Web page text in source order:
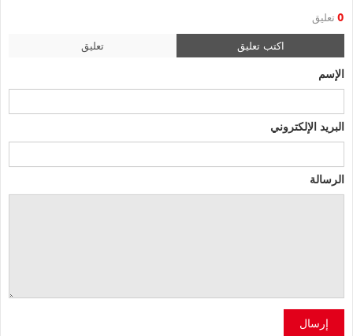
0 تعليق
اكتب تعليق تعليق
الإسم
البريد الإلكتروني
الرسالة
إرسال